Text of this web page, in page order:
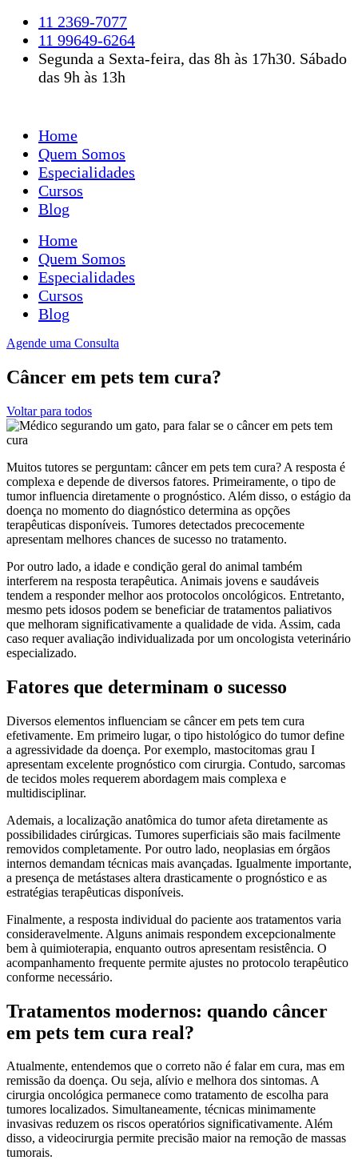
conteúdo
11 2369-7077
11 99649-6264
Segunda a Sexta-feira, das 8h às 17h30. Sábado
das 9h às 13h
Home
Quem Somos
Especialidades
Cursos
Blog
Home
Quem Somos
Especialidades
Cursos
Blog
Agende uma Consulta
Câncer em pets tem cura?
Voltar para todos
Muitos tutores se perguntam: câncer em pets tem cura? A resposta é
complexa e depende de diversos fatores. Primeiramente, o tipo de
tumor influencia diretamente o prognóstico. Além disso, o estágio da
doença no momento do diagnóstico determina as opções
terapêuticas disponíveis. Tumores detectados precocemente
apresentam melhores chances de sucesso no tratamento.
Por outro lado, a idade e condição geral do animal também
interferem na resposta terapêutica. Animais jovens e saudáveis
tendem a responder melhor aos protocolos oncológicos. Entretanto,
mesmo pets idosos podem se beneficiar de tratamentos paliativos
que melhoram significativamente a qualidade de vida. Assim, cada
caso requer avaliação individualizada por um oncologista veterinário
especializado.
Fatores que determinam o sucesso
Diversos elementos influenciam se câncer em pets tem cura
efetivamente. Em primeiro lugar, o tipo histológico do tumor define
a agressividade da doença. Por exemplo, mastocitomas grau I
apresentam excelente prognóstico com cirurgia. Contudo, sarcomas
de tecidos moles requerem abordagem mais complexa e
multidisciplinar.
Ademais, a localização anatômica do tumor afeta diretamente as
possibilidades cirúrgicas. Tumores superficiais são mais facilmente
removidos completamente. Por outro lado, neoplasias em órgãos
internos demandam técnicas mais avançadas. Igualmente importante,
a presença de metástases altera drasticamente o prognóstico e as
estratégias terapêuticas disponíveis.
Finalmente, a resposta individual do paciente aos tratamentos varia
consideravelmente. Alguns animais respondem excepcionalmente
bem à quimioterapia, enquanto outros apresentam resistência. O
acompanhamento frequente permite ajustes no protocolo terapêutico
conforme necessário.
Tratamentos modernos: quando câncer
em pets tem cura real?
Atualmente, entendemos que o correto não é falar em cura, mas em
remissão da doença. Ou seja, alívio e melhora dos sintomas. A
cirurgia oncológica permanece como tratamento de escolha para
tumores localizados. Simultaneamente, técnicas minimamente
invasivas reduzem os riscos operatórios significativamente. Além
disso, a videocirurgia permite precisão maior na remoção de massas
tumorais.